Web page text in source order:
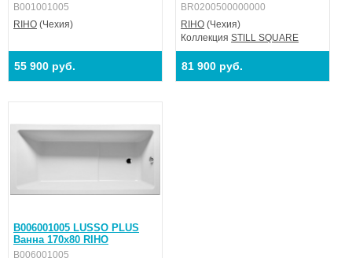
B001001005
RIHO (Чехия)
55 900 руб.
BR0200500000000
RIHO (Чехия)
КоллекцияSTILL SQUARE
81 900 руб.
B006001005 LUSSO PLUS
Ванна 170x80 RIHO
B006001005